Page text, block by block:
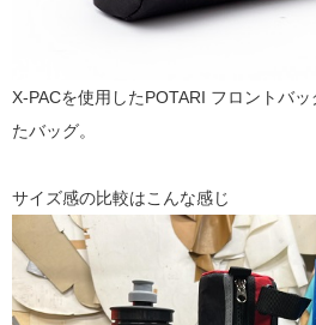
X-PACを使用したPOTARI フロントバ
たバッグ。
サイズ感の比較はこんな感じ